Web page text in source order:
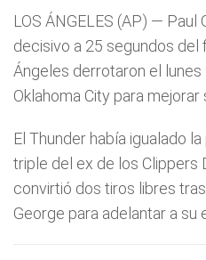
LOS ÁNGELES (AP) —
decisivo a 25 segundos del
Ángeles derrotaron el lunes
Oklahoma City para mejorar
El Thunder había igualado
triple del ex de los Clippers
convirtió dos tiros libres
George para adelantar a su